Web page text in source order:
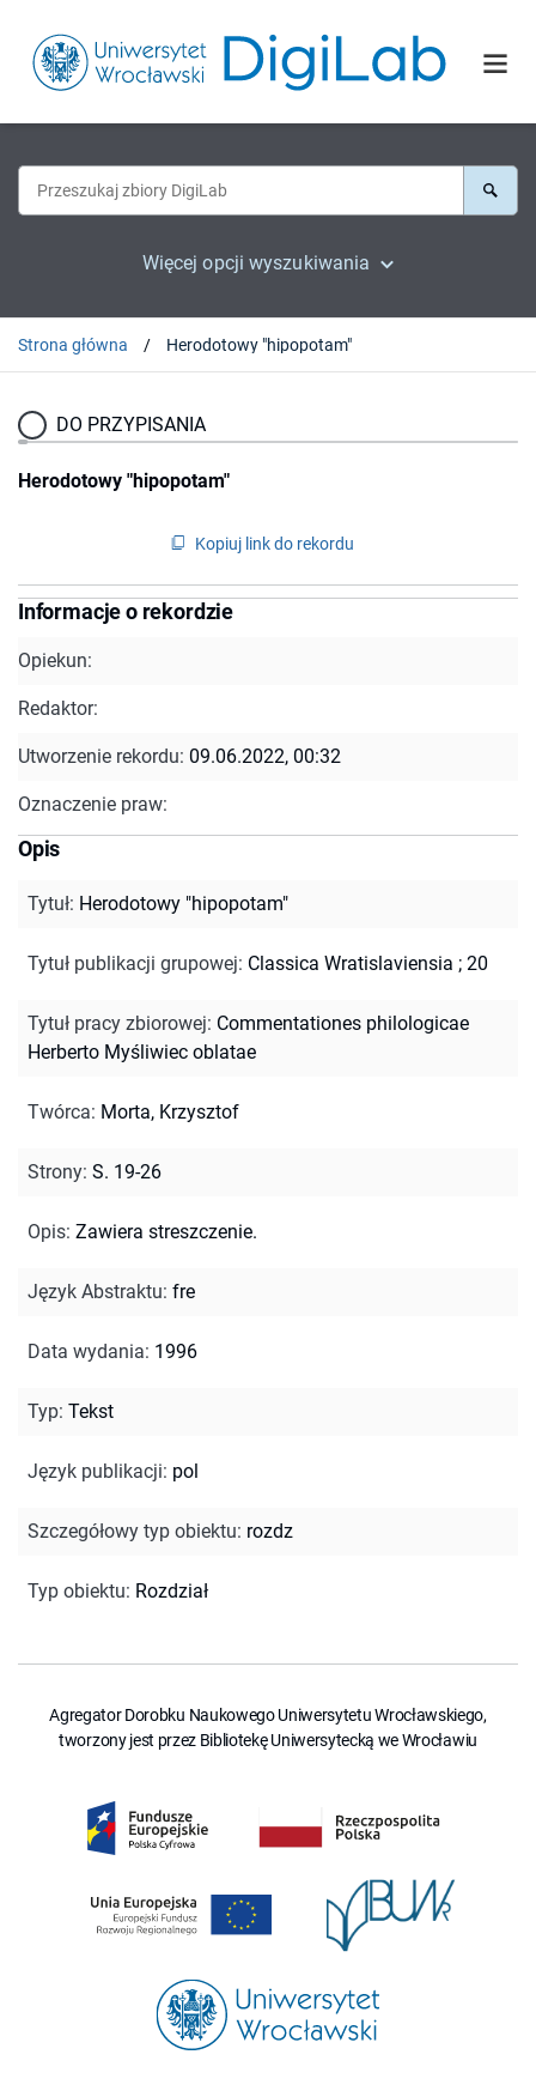
Więcej opcji wyszukiwania
Strona główna Herodotowy "hipopotam"
DO PRZYPISANIA
Herodotowy "hipopotam"
Kopiuj link do rekordu
Informacje o rekordzie
Opiekun:
Redaktor:
Utworzenie rekordu: 09.06.2022, 00:32
Oznaczenie praw:
Opis
Tytuł: Herodotowy "hipopotam"
Tytuł publikacji grupowej: Classica Wratislaviensia ; 20
Tytuł pracy zbiorowej: Commentationes philologicae
Herberto Myśliwiec oblatae
Twórca: Morta, Krzysztof
Strony: S. 19-26
Opis: Zawiera streszczenie.
Język Abstraktu: fre
Data wydania: 1996
Typ: Tekst
Język publikacji: pol
Szczegółowy typ obiektu: rozdz
Typ obiektu: Rozdział
Agregator Dorobku Naukowego Uniwersytetu Wrocławskiego,
tworzony jest przez Bibliotekę Uniwersytecką we Wrocławiu